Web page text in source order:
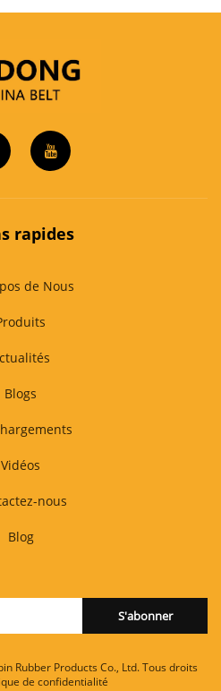
rapides
de Nous
Blogs
Vidéos
nous
Blog
S'abonner
Rubber Products Co., Ltd. Tous droits
de confidentialité